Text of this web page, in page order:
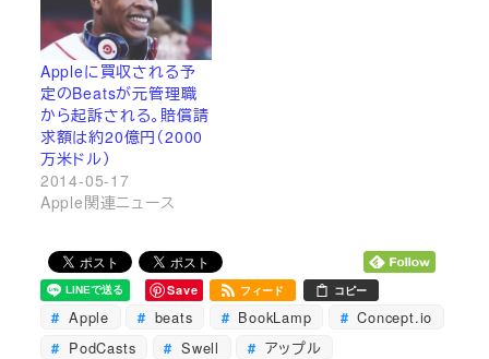
Appleに買収される予
定のBeatsが元管理職
から起訴される。賠償請
求額は約20億円（2000
万米ドル）
2014-05-17
Apple関連ニュース
Save フィード コピー
Apple beats BookLamp
Concept.io
PodCasts
Swell
アップル